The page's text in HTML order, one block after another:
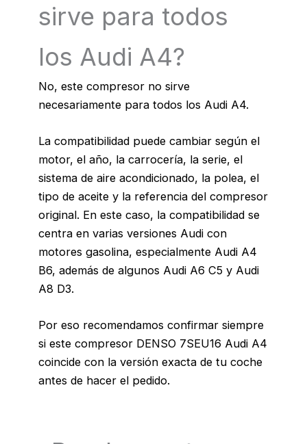
sirve para todos
los Audi A4?
No, este compresor no sirve
necesariamente para todos los Audi A4.
La compatibilidad puede cambiar según el
motor, el año, la carrocería, la serie, el
sistema de aire acondicionado, la polea, el
tipo de aceite y la referencia del compresor
original. En este caso, la compatibilidad se
centra en varias versiones Audi con
motores gasolina, especialmente Audi A4
B6, además de algunos Audi A6 C5 y Audi
A8 D3.
Por eso recomendamos confirmar siempre
si este compresor DENSO 7SEU16 Audi A4
coincide con la versión exacta de tu coche
antes de hacer el pedido.